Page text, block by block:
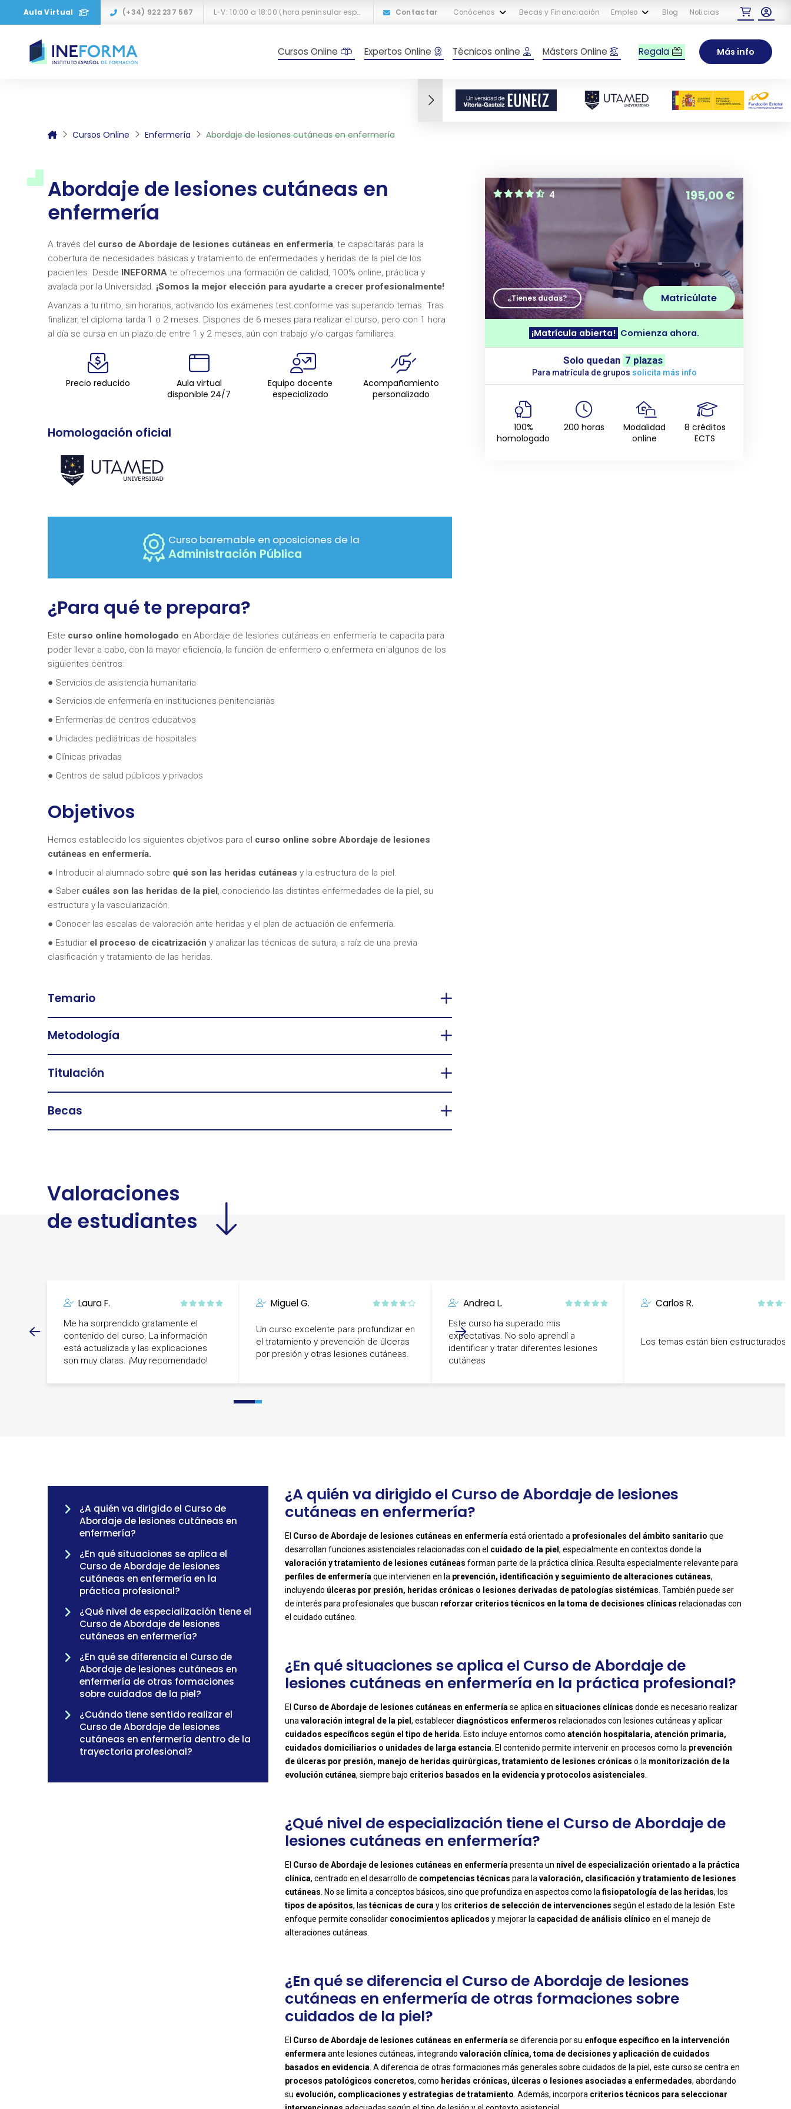
Aula Virtual (+34) 922 237 567 L-V: 10:00 a 18:00 (hora peninsular española) Contactar Conócenos Becas y Financiación Empleo Blog Noticias
Cursos Online Expertos Online Técnicos online Másters Online Regala Más info
Cursos Online Enfermería Abordaje de lesiones cutáneas en enfermería
Abordaje de lesiones cutáneas en
enfermería
A través del curso de Abordaje de lesiones cutáneas en enfermería, te capacitarás para la
cobertura de necesidades básicas y tratamiento de enfermedades y heridas de la piel de los
pacientes. Desde INEFORMAte ofrecemos una formación de calidad, 100% online, práctica y
avalada por la Universidad. ¡Somos la mejor elección para ayudarte a crecer profesionalmente!
Avanzas a tu ritmo, sin horarios, activando los exámenes test conforme vas superando temas. Tras
finalizar, el diploma tarda 1 o 2 meses. Dispones de 6 meses para realizar el curso, pero con 1 hora
al día se cursa en un plazo de entre 1 y 2 meses, aún con trabajo y/o cargas familiares.
Precio reducido
Aula virtual
disponible 24/7
Equipo docente
especializado
Acompañamiento
personalizado
Homologación oficial
Curso baremable en oposiciones de la
Administración Pública
¿Para qué te prepara?
Este curso online homologado en Abordaje de lesiones cutáneas en enfermería te capacita para
poder llevar a cabo, con la mayor eficiencia, la función de enfermero o enfermera en algunos de los
siguientes centros:
● Servicios de asistencia humanitaria
● Servicios de enfermería en instituciones penitenciarias
● Enfermerías de centros educativos
● Unidades pediátricas de hospitales
● Clínicas privadas
● Centros de salud públicos y privados
Objetivos
Hemos establecido los siguientes objetivos para el curso online sobre Abordaje de lesiones
cutáneas en enfermería.
● Introducir al alumnado sobre qué son las heridas cutáneas y la estructura de la piel.
● Saber cuáles son las heridas de la piel , conociendo las distintas enfermedades de la piel, su
estructura y la vascularización.
● Conocer las escalas de valoración ante heridas y el plan de actuación de enfermería.
● Estudiar el proceso de cicatrización y analizar las técnicas de sutura, a raíz de una previa
clasificación y tratamiento de las heridas.
Temario
Metodología
Titulación
Becas
Valoraciones
de estudiantes
Laura F.
Me ha sorprendido gratamente el
contenido del curso. La información
está actualizada y las explicaciones
son muy claras. ¡Muy recomendado!
Miguel G.
Un curso excelente para profundizar en
el tratamiento y prevención de úlceras
por presión y otras lesiones cutáneas.
Andrea L.
Este curso ha superado mis
expectativas. No solo aprendí a
identificar y tratar diferentes lesiones
cutáneas
Carlos R.
Los temas están bien estructurados
0 1
4 195,00 €
¿Tienes dudas? Matricúlate
¡Matrícula abierta! Comienza ahora.
Solo quedan 7 plazas
Para matrícula de grupos solicita más info
100%
homologado
200 horas
Modalidad
online
8 créditos
ECTS
¿A quién va dirigido el Curso de
Abordaje de lesiones cutáneas en
enfermería?
¿En qué situaciones se aplica el
Curso de Abordaje de lesiones
cutáneas en enfermería en la
práctica profesional?
¿Qué nivel de especialización tiene el
Curso de Abordaje de lesiones
cutáneas en enfermería?
¿En qué se diferencia el Curso de
Abordaje de lesiones cutáneas en
enfermería de otras formaciones
sobre cuidados de la piel?
¿Cuándo tiene sentido realizar el
Curso de Abordaje de lesiones
cutáneas en enfermería dentro de la
trayectoria profesional?
¿A quién va dirigido el Curso de Abordaje de lesiones
cutáneas en enfermería?
El Curso de Abordaje de lesiones cutáneas en enfermería está orientado a profesionales del ámbito sanitario que
desarrollan funciones asistenciales relacionadas con el cuidado de la piel, especialmente en contextos donde la
valoración y tratamiento de lesiones cutáneas forman parte de la práctica clínica. Resulta especialmente relevante para
perfiles de enfermería que intervienen en la prevención, identificación y seguimiento de alteraciones cutáneas,
incluyendo úlceras por presión, heridas crónicas o lesiones derivadas de patologías sistémicas . También puede ser
de interés para profesionales que buscan reforzar criterios técnicos en la toma de decisiones clínicas relacionadas con
el cuidado cutáneo.
-
¿En qué situaciones se aplica el Curso de Abordaje de
lesiones cutáneas en enfermería en la práctica profesional?
El Curso de Abordaje de lesiones cutáneas en enfermería se aplica en situaciones clínicas donde es necesario realizar
unavaloración integral de la piel, establecer diagnósticos enfermeros relacionados con lesiones cutáneas y aplicar
cuidados específicos según el tipo de herida . Esto incluye entornos comoatención hospitalaria, atención primaria,
cuidados domiciliarios o unidades de larga estancia . El contenido permite intervenir en procesos como la prevención
de úlceras por presión, manejo de heridas quirúrgicas, tratamiento de lesiones crónicas o la monitorización de la
evolución cutánea, siempre bajo criterios basados en la evidencia y protocolos asistenciales
-
¿Qué nivel de especialización tiene el Curso de Abordaje de
lesiones cutáneas en enfermería?
El Curso de Abordaje de lesiones cutáneas en enfermería presenta un nivel de especialización orientado a la práctica
clínica, centrado en el desarrollo de competencias técnicas para lavaloración, clasificación y tratamiento de lesiones
cutáneas . No se limita a conceptos básicos, sino que profundiza en aspectos como lafisiopatología de las heridas, los
tipos de apósitos, lastécnicas de cura y los criterios de selección de intervenciones según el estado de la lesión. Este
enfoque permite consolidar conocimientos aplicados y mejorar la capacidad de análisis clínico en el manejo de
alteraciones cutáneas.
-
¿En qué se diferencia el Curso de Abordaje de lesiones
cutáneas en enfermería de otras formaciones sobre
cuidados de la piel?
El Curso de Abordaje de lesiones cutáneas en enfermería se diferencia por su enfoque específico en la intervención
enfermera ante lesiones cutáneas, integrandovaloración clínica, toma de decisiones y aplicación de cuidados
basados en evidencia . A diferencia de otras formaciones más generales sobre cuidados de la piel, este curso se centra en
procesos patológicos concretos, como heridas crónicas, úlceras o lesiones asociadas a enfermedades, abordando
su evolución, complicaciones y estrategias de tratamiento . Además, incorpora criterios técnicos para seleccionar
-